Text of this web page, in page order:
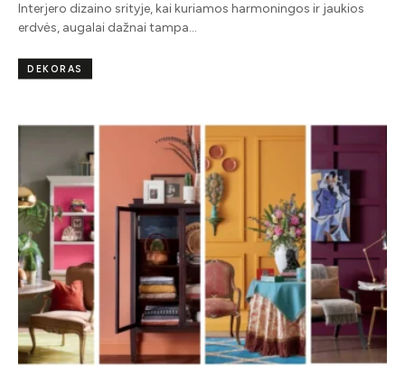
Interjero dizaino srityje, kai kuriamos harmoningos ir jaukios
erdvės, augalai dažnai tampa…
DEKORAS